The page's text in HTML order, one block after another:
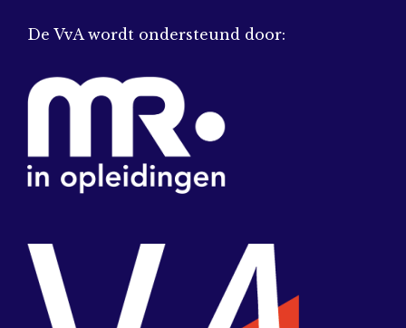
De VvA wordt ondersteund door: